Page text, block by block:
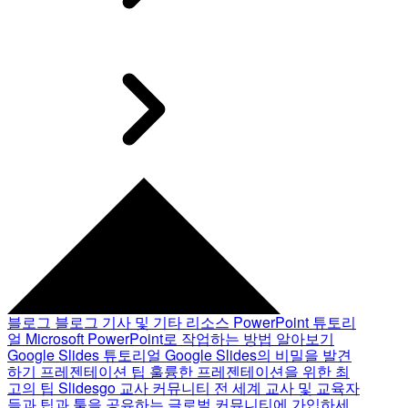
블로그 블로그 기사 및 기타 리소스 PowerPoint 튜토리
얼 Microsoft PowerPoint로 작업하는 방법 알아보기
Google Slides 튜토리얼 Google Slides의 비밀을 발견
하기 프레젠테이션 팁 훌륭한 프레젠테이션을 위한 최
고의 팁 Slidesgo 교사 커뮤니티 전 세계 교사 및 교육자